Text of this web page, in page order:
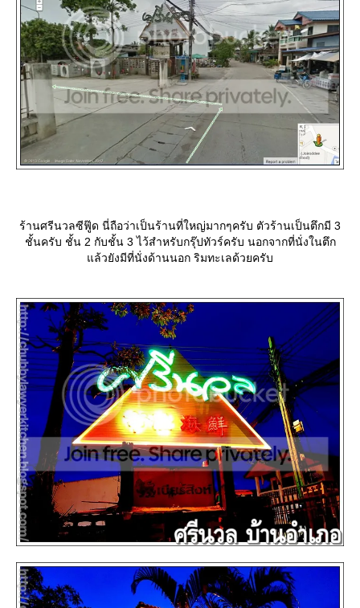
ร้านศรีนวลซีฟู๊ด นี่ถือว่าเป็นร้านที่ใหญ่มากๆครับ ตัวร้านเป็นตึกมี 3
ชั้นครับ ชั้น 2 กับชั้น 3 ไว้สำหรับกรุ๊ปทัวร์ครับ นอกจากที่นั่งในตึก
ล้วยังมีที่นั่งด้านนอก ริมทะเลด้วยครับ